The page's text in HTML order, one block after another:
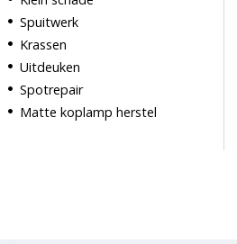
Spuitwerk
Krassen
Uitdeuken
Spotrepair
Matte koplamp herstel